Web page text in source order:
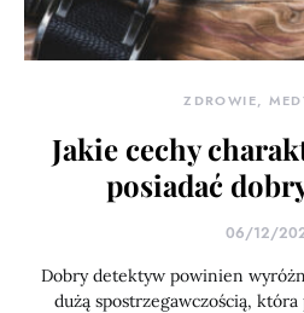
ZDROWIE,
Jakie cechy
posiadać
06/12/
Dobry detektyw powinien
dużą spostrzegawczością,